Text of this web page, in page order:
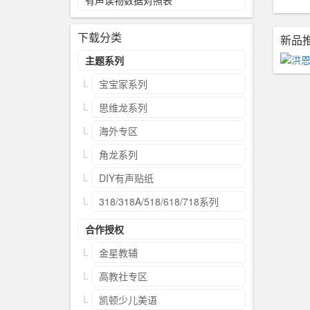
新品
下载分类
主题系列
宝宝家系列
思维龙系列
海外专区
角龙系列
DIY有声贴纸
318/318A/518/618/718系列
合作授权
金星教辅
高教社专区
凯顿少儿美语